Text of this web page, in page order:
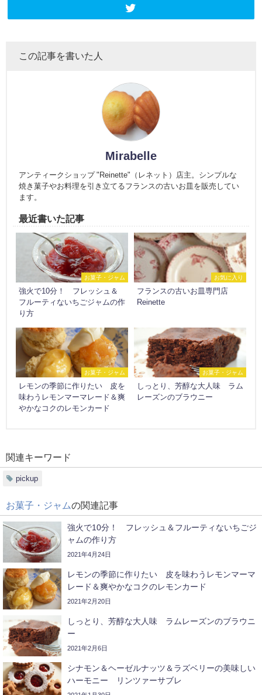
この記事を書いた人
Mirabelle
アンティークショップ "Reinette"（レネット）店主。シンプルな
焼き菓子やお料理を引き立てるフランスの古いお皿を販売してい
ます。
最近書いた記事
お菓子・ジャム
強火で10分！ フレッシュ＆
フルーティないちごジャムの作
り方
お気に入り
フランスの古いお皿専門店
Reinette
お菓子・ジャム
レモンの季節に作りたい 皮を
味わうレモンマーマレード＆爽
やかなコクのレモンカード
お菓子・ジャム
しっとり、芳醇な大人味 ラム
レーズンのブラウニー
関連キーワード
pickup
お菓子・ジャムの関連記事
強火で10分！ フレッシュ＆フルーティないちごジ
ャムの作り方
2021年4月24日
レモンの季節に作りたい 皮を味わうレモンマーマ
レード＆爽やかなコクのレモンカード
2021年2月20日
しっとり、芳醇な大人味 ラムレーズンのブラウニ
ー
2021年2月6日
シナモン＆ヘーゼルナッツ＆ラズベリーの美味しい
ハーモニー リンツァーサブレ